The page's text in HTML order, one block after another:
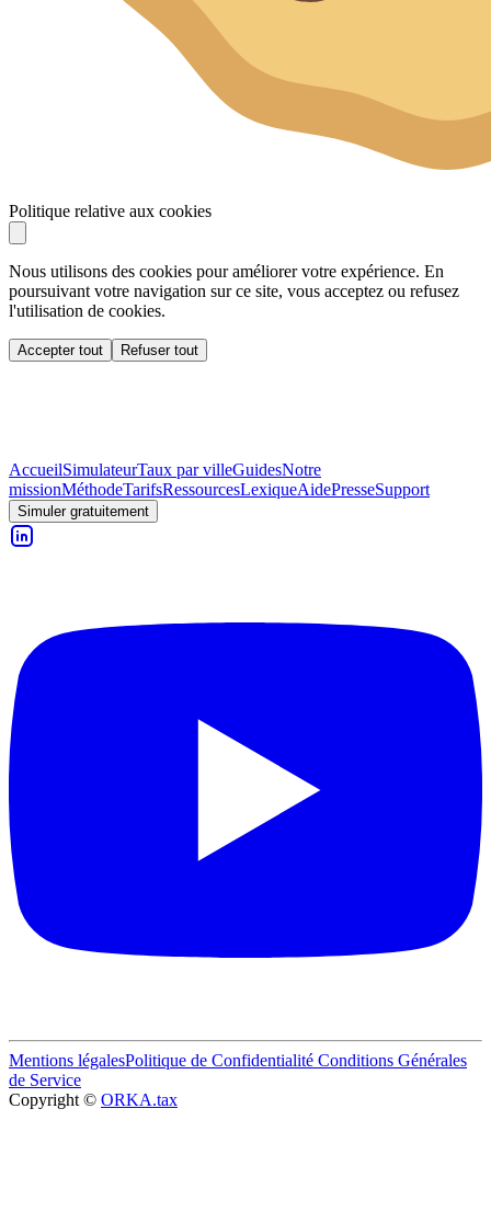
Politique relative aux cookies
Nous utilisons des cookies pour améliorer votre expérience. En
poursuivant votre navigation sur ce site, vous acceptez ou refusez
l'utilisation de cookies.
Accepter tout Refuser tout
AccueilSimulateurTaux par villeGuidesNotre
missionMéthodeTarifsRessourcesLexiqueAidePresseSupport
Simuler gratuitement
Mentions légalesPolitique de Confidentialité Conditions Générales
de Service
Copyright © ORKA.tax